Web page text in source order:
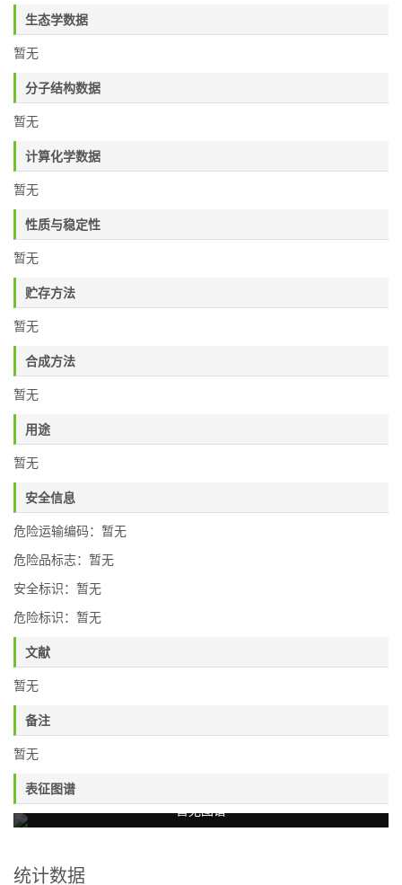
生态学数据
暂无
分子结构数据
暂无
计算化学数据
暂无
性质与稳定性
暂无
贮存方法
暂无
合成方法
暂无
用途
暂无
安全信息
危险运输编码：暂无
危险品标志：暂无
安全标识：暂无
危险标识：暂无
文献
暂无
备注
暂无
表征图谱
暂无图谱
统计数据